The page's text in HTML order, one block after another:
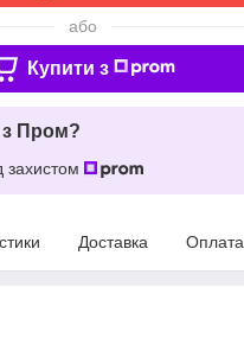
або
Купити з
з Пром?
захистом
Доставка Оплата